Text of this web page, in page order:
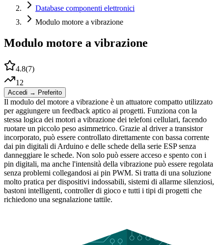
Database componenti elettronici
Modulo motore a vibrazione
Modulo motore a vibrazione
4.8(7)
12
Accedi → Preferito
Il modulo del motore a vibrazione è un attuatore compatto utilizzato
per aggiungere un feedback aptico ai progetti. Funziona con la
stessa logica dei motori a vibrazione dei telefoni cellulari, facendo
ruotare un piccolo peso asimmetrico. Grazie al driver a transistor
incorporato, può essere controllato direttamente con bassa corrente
dai pin digitali di Arduino e delle schede della serie ESP senza
danneggiare le schede. Non solo può essere acceso e spento con i
pin digitali, ma anche l'intensità della vibrazione può essere regolata
senza problemi collegandosi ai pin PWM. Si tratta di una soluzione
molto pratica per dispositivi indossabili, sistemi di allarme silenziosi,
bastoni intelligenti, controller di gioco e tutti i tipi di progetti che
richiedono una segnalazione tattile.